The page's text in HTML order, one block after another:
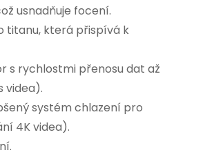
usnadňuje focení.
titanu, která přispívá k
s rychlostmi přenosu dat až
videa).
systém chlazení pro
4K videa).